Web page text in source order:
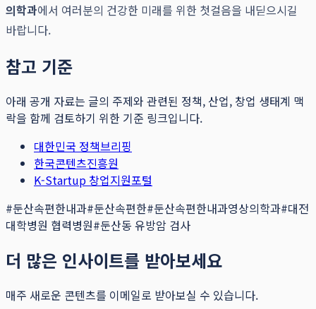
의학과에서 여러분의 건강한 미래를 위한 첫걸음을 내딛으시길
바랍니다.
참고 기준
아래 공개 자료는 글의 주제와 관련된 정책, 산업, 창업 생태계 맥
락을 함께 검토하기 위한 기준 링크입니다.
대한민국 정책브리핑
한국콘텐츠진흥원
K-Startup 창업지원포털
#둔산속편한내과#둔산속편한#둔산속편한내과영상의학과#대전
대학병원 협력병원#둔산동 유방암 검사
더 많은 인사이트를 받아보세요
매주 새로운 콘텐츠를 이메일로 받아보실 수 있습니다.